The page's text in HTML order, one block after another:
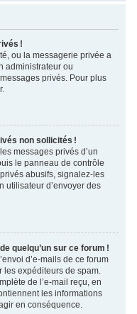
!
ou la messagerie privée a
administrateur ou
privés. Pour plus
non sollicités !
messages privés d’un
le panneau de contrôle
abusifs, signalez-les
utilisateur d’envoyer des
quelqu’un sur ce forum !
d’e-mails de ce forum
les expéditeurs de spam.
de l’e-mail reçu, en
les informations
en conséquence.